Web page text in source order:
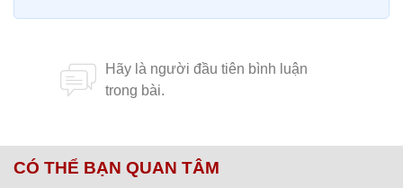
CÓ THỂ BẠN QUAN TÂM